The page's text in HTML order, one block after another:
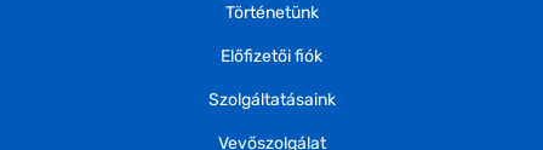
Történetünk
Előfizetői fiók
Szolgáltatásaink
Vevőszolgálat